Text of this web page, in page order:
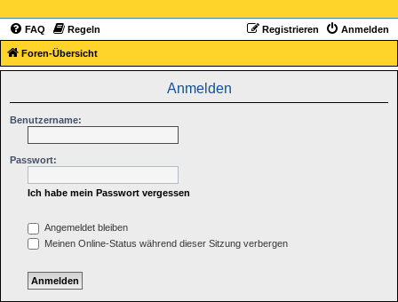
FAQ Regeln Anmelden
Registrieren
Foren-Übersicht
Anmelden
Benutzername:
Passwort:
Ich habe mein Passwort vergessen
Angemeldet bleiben
Meinen Online-Status während dieser Sitzung verbergen